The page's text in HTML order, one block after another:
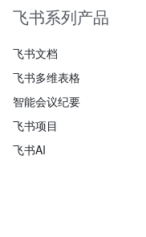
飞书系列产品
飞书文档
飞书多维表格
智能会议纪要
飞书项目
飞书AI